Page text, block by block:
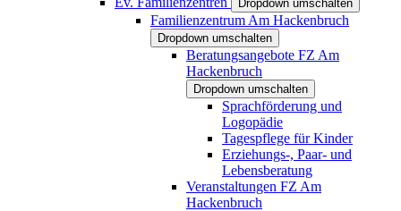
Dropdown umschalten
Familienzentrum Am Hackenbruch
Dropdown umschalten
Beratungsangebote FZ Am
Hackenbruch
Dropdown umschalten
Sprachförderung und
Logopädie
Tagespflege für Kinder
Erziehungs-, Paar- und
Lebensberatung
Veranstaltungen FZ Am
Hackenbruch